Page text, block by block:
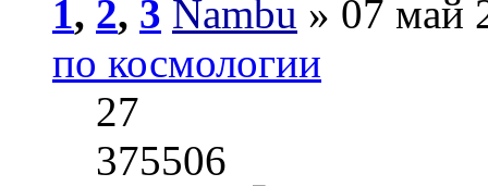
1, 2, 3 Nambu » 07 май
по космологии
27
375506